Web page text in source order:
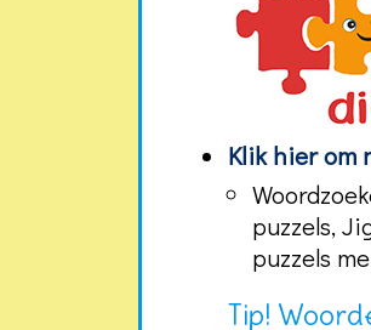
Klik hier om
puzzels,
puzzels
Tip!